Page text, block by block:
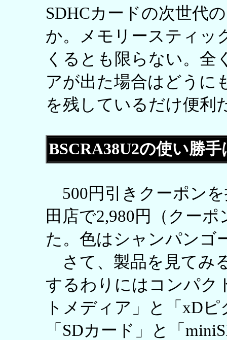
SDHCカードの次世代
か。メモリースティッ
くるとも限らない。全
アが出た場合はどうに
を残しているだけ便利
BSCRA38U2の使い勝手
500円引きクーポン
田店で2,980円（クー
た。色はシャンパンゴ
さて、製品を見てみ
するわりにはコンパク
トメディア」と「xD
「SDカード」と「